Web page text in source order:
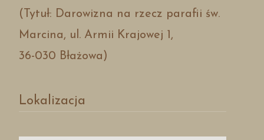
(Tytuł: Darowizna na rzecz parafii św.
Marcina, ul. Armii Krajowej 1,
36-030 Błażowa)
Lokalizacja